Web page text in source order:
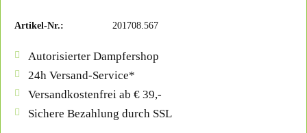
Artikel-Nr.: 201708.567
Autorisierter Dampfershop
24h Versand-Service*
Versandkostenfrei ab € 39,-
Sichere Bezahlung durch SSL